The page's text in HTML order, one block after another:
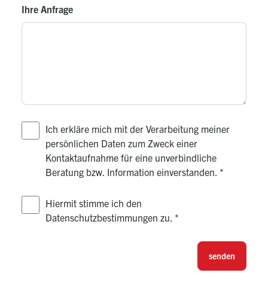
Ihre Anfrage
Ich erkläre mich mit der Verarbeitung meiner
persönlichen Daten zum Zweck einer
Kontaktaufnahme für eine unverbindliche
Beratung bzw. Information einverstanden. *
Hiermit stimme ich den
Datenschutzbestimmungen zu. *
senden